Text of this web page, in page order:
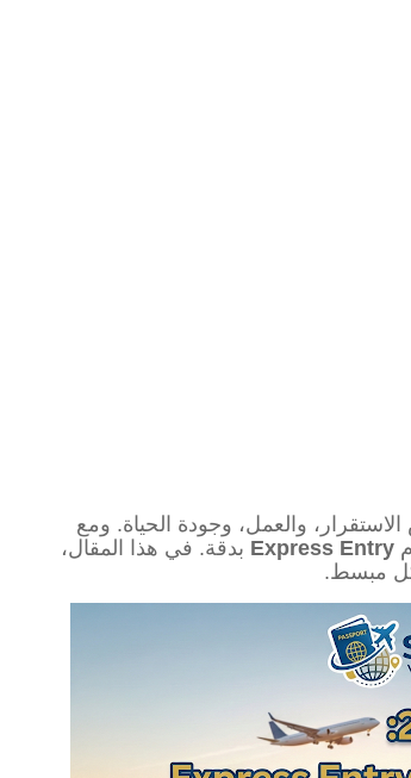
والعمل، وجودة الحياة. ومع
Express Entry بدقة. في هذا المقال،
مبسط.